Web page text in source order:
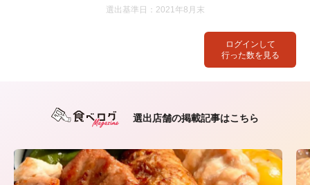
ログインして
行った数を見る
選出基準日：2021年8月末
選出店舗の掲載記事はこちら